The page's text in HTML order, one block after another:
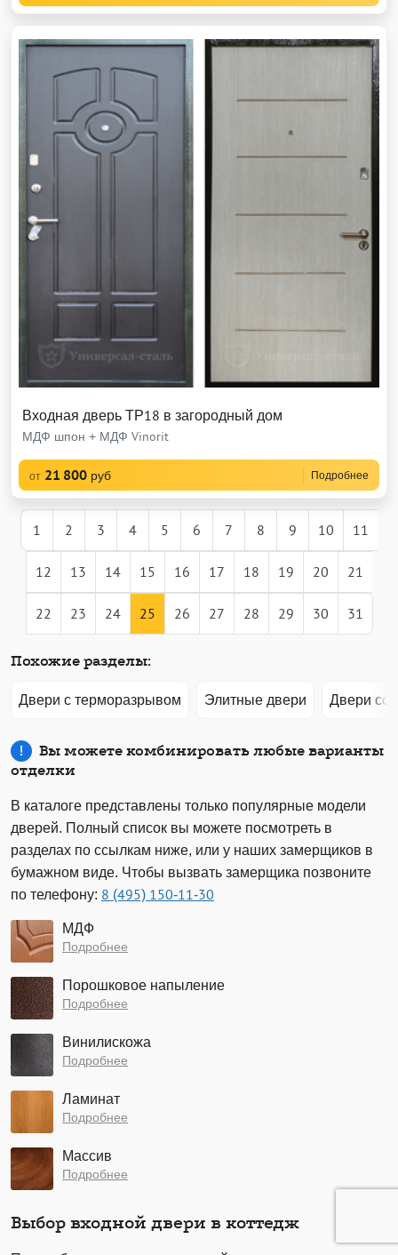
Входная дверь ТР18 в загородный дом
МДФ шпон + МДФ Vinorit
от 21 800 руб Подробнее
1 2 3 4 5 6 7 8 9 10 11
12 13 14 15 16 17 18 19 20 21
22 23 24 25 26 27 28 29 30 31
Похожие разделы:
Двери с терморазрывом Элитные двери Двери со
Вы можете комбинировать любые варианты
отделки
В каталоге представлены только популярные модели
дверей. Полный список вы можете посмотреть в
разделах по ссылкам ниже, или у наших замерщиков в
бумажном виде. Чтобы вызвать замерщика позвоните
по телефону: 8 (495) 150-11-30
МДФ
Подробнее
Порошковое напыление
Подробнее
Винилискожа
Подробнее
Ламинат
Подробнее
Массив
Подробнее
Выбор входной двери в коттедж